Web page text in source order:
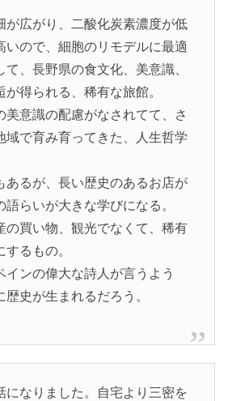
が広がり、二酸化炭素濃度が低
いので、細胞のリモデルに最適
、長野県の食文化、美意識、
得られる、稀有な旅館。
美意識の配慮がなされてて、さ
域で育み育ってきた、人生哲学
あるが、長い歴史のあるお店が
らいが大きな学びになる。
の買い物、観光でなくて、稀有
るもの。
インの偉大な詩人が言うよう
史が生まれるだろう。
になりました。自宅より三密を